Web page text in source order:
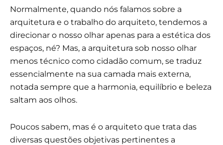
Normalmente, quando nós falamos sobre a
arquitetura e o trabalho do arquiteto, tendemos a
direcionar o nosso olhar apenas para a estética dos
espaços, né? Mas, a arquitetura sob nosso olhar
menos técnico como cidadão comum, se traduz
essencialmente na sua camada mais externa,
notada sempre que a harmonia, equilíbrio e beleza
saltam aos olhos.
Poucos sabem, mas é o arquiteto que trata das
diversas questões objetivas pertinentes a